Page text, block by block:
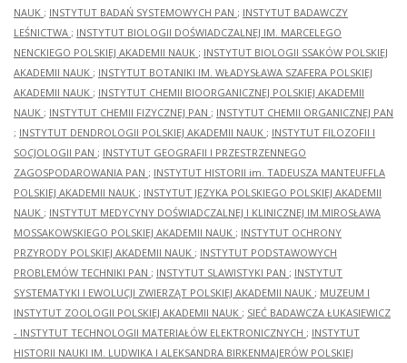
NAUK ; INSTYTUT BADAŃ SYSTEMOWYCH PAN ; INSTYTUT BADAWCZY
LEŚNICTWA ; INSTYTUT BIOLOGII DOŚWIADCZALNEJ IM. MARCELEGO
NENCKIEGO POLSKIEJ AKADEMII NAUK ; INSTYTUT BIOLOGII SSAKÓW POLSKIEJ
AKADEMII NAUK ; INSTYTUT BOTANIKI IM. WŁADYSŁAWA SZAFERA POLSKIEJ
AKADEMII NAUK ; INSTYTUT CHEMII BIOORGANICZNEJ POLSKIEJ AKADEMII
NAUK ; INSTYTUT CHEMII FIZYCZNEJ PAN ; INSTYTUT CHEMII ORGANICZNEJ PAN
; INSTYTUT DENDROLOGII POLSKIEJ AKADEMII NAUK ; INSTYTUT FILOZOFII I
SOCJOLOGII PAN ; INSTYTUT GEOGRAFII I PRZESTRZENNEGO
ZAGOSPODAROWANIA PAN ; INSTYTUT HISTORII im. TADEUSZA MANTEUFFLA
POLSKIEJ AKADEMII NAUK ; INSTYTUT JĘZYKA POLSKIEGO POLSKIEJ AKADEMII
NAUK ; INSTYTUT MEDYCYNY DOŚWIADCZALNEJ I KLINICZNEJ IM.MIROSŁAWA
MOSSAKOWSKIEGO POLSKIEJ AKADEMII NAUK ; INSTYTUT OCHRONY
PRZYRODY POLSKIEJ AKADEMII NAUK ; INSTYTUT PODSTAWOWYCH
PROBLEMÓW TECHNIKI PAN ; INSTYTUT SLAWISTYKI PAN ; INSTYTUT
SYSTEMATYKI I EWOLUCJI ZWIERZĄT POLSKIEJ AKADEMII NAUK ; MUZEUM I
INSTYTUT ZOOLOGII POLSKIEJ AKADEMII NAUK ; SIEĆ BADAWCZA ŁUKASIEWICZ
- INSTYTUT TECHNOLOGII MATERIAŁÓW ELEKTRONICZNYCH ; INSTYTUT
HISTORII NAUKI IM. LUDWIKA I ALEKSANDRA BIRKENMAJERÓW POLSKIEJ